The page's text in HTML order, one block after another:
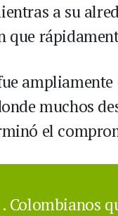
a su
que
muchos
el
. Colombianos